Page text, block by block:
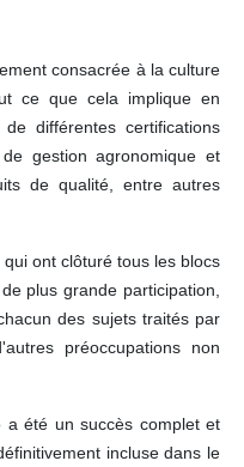
consacrée à la culture
ce que cela implique en
différentes certifications
gestion agronomique et
de qualité, entre autres
ont clôturé tous les blocs
plus grande participation,
des sujets traités par
préoccupations non
a été un succès complet et
incluse dans le